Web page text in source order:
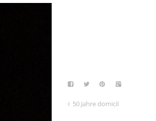
50 Jahre domicil